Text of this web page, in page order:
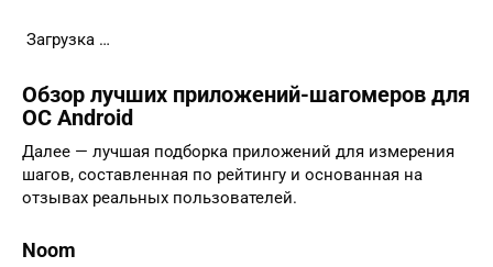
Загрузка …
Обзор лучших приложений-шагомеров для
ОС Android
Далее — лучшая подборка приложений для измерения
шагов, составленная по рейтингу и основанная на
отзывах реальных пользователей.
Noom